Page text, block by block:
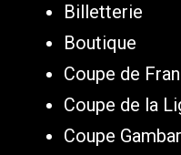
Billetterie
Boutique
Coupe de
Coupe de la
Coupe